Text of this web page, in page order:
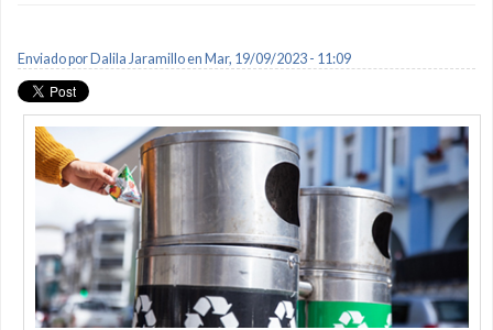
Enviado por Dalila Jaramilloen Mar, 19/09/2023 - 11:09